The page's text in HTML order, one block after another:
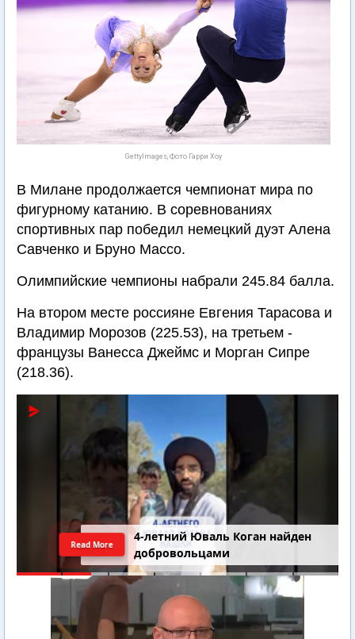
GettyImages, Фото Гарри Хоу
В Милане продолжается чемпионат мира по
фигурному катанию. В соревнованиях
спортивных пар победил немецкий дуэт Алена
Савченко и Бруно Массо.
Олимпийские чемпионы набрали 245.84 балла.
На втором месте россияне Евгения Тарасова и
Владимир Морозов (225.53), на третьем -
французы Ванесса Джеймс и Морган Сипре
(218.36).
4-летний Юваль Коган найден
добровольцами
Read More